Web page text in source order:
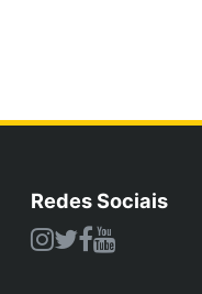
Redes Sociais